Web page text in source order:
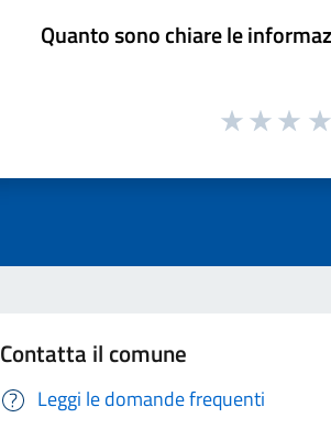
Quanto sono chiare le
Contatta il comune
Leggi le domande frequenti